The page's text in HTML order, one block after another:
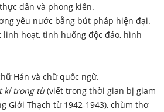
dân và phong kiến.
yêu nước bằng bút pháp hiện đại.
hoạt, tình huống độc đáo, hình
Hán và chữ quốc ngữ.
kí trong tù (viết trong thời gian bị giam
Giới Thạch từ 1942-1943), chùm thơ